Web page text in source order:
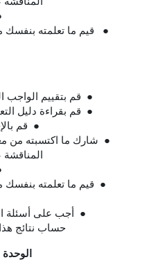
●
● قيم ما تعلمته بنفسك من
● قم بتقييم الواجب الكتابي
● قم بقراءة دليل
● قم
● شارك ما اكتسبته من
●
● قيم ما تعلمته بنفسك من
● أجب على أسئلة
حساب نتائج هذا
الوحدة ٤ - الفلسفة الاجتماعية والسياسية